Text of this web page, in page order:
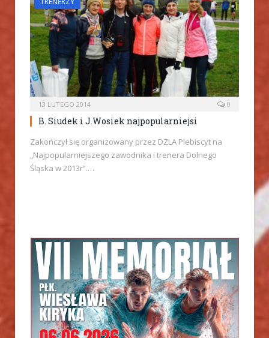
13 LUTEGO 2014 0
B. Siudek i J.Wosiek najpopularniejsi
Zakończył się organizowany przez DZLA Plebiscyt na
„Najpopularniejszego zawodnika i trenera Dolnego
Śląska w 2013r”.…